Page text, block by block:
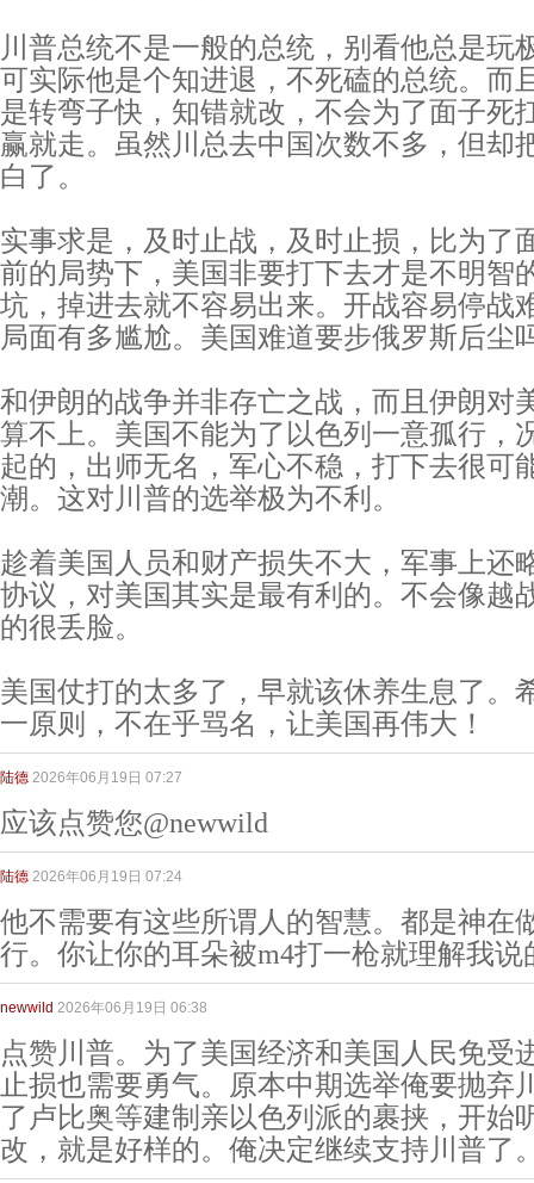
川普总统不是一般的总统，别看他总是玩
可实际他是个知进退，不死磕的总统。而
是转弯子快，知错就改，不会为了面子死
赢就走。虽然川总去中国次数不多，但却
白了。
实事求是，及时止战，及时止损，比为了
前的局势下，美国非要打下去才是不明智
坑，掉进去就不容易出来。开战容易停战
局面有多尴尬。美国难道要步俄罗斯后尘
和伊朗的战争并非存亡之战，而且伊朗对
算不上。美国不能为了以色列一意孤行，
起的，出师无名，军心不稳，打下去很可
潮。这对川普的选举极为不利。
趁着美国人员和财产损失不大，军事上还
协议，对美国其实是最有利的。不会像越
的很丢脸。
美国仗打的太多了，早就该休养生息了。
一原则，不在乎骂名，让美国再伟大！
陆德 2026年06月19日 07:27
应该点赞您@newwild
陆德 2026年06月19日 07:24
他不需要有这些所谓人的智慧。都是神在
行。你让你的耳朵被m4打一枪就理解我说
newwild 2026年06月19日 06:38
点赞川普。为了美国经济和美国人民免受
止损也需要勇气。原本中期选举俺要抛弃
了卢比奥等建制亲以色列派的裹挟，开始
改，就是好样的。俺决定继续支持川普了